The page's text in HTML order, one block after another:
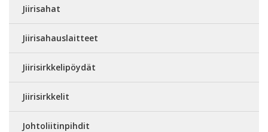
Jiirisahat
Jiirisahauslaitteet
Jiirisirkkelipöydät
Jiirisirkkelit
Johtoliitinpihdit